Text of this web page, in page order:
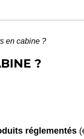
en cabine ?
?
réglementés